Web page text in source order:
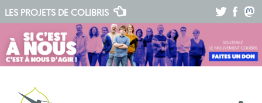
LES PROJETS DE COLIBRIS